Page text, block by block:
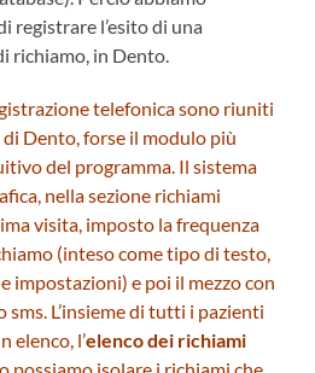
registrare l’esito di una
richiamo, in Dento.
telefonica sono riuniti
Dento, forse il modulo più
del programma. Il sistema
nella sezione richiami
visita, imposto la frequenza
(inteso come tipo di testo,
impostazioni) e poi il mezzo con
sms. L’insieme di tutti i pazienti
elenco, l’elenco dei richiami
possiamo isolare i richiami che